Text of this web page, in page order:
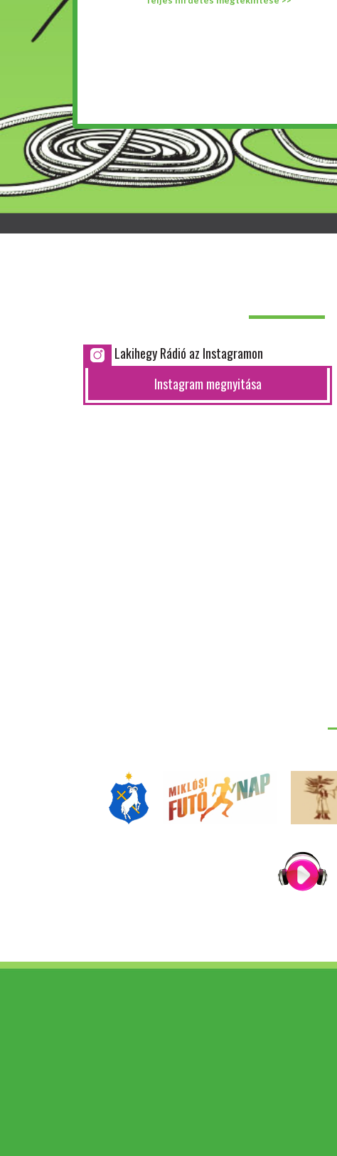
Lakihegy Rádió az Instagramon
Instagram megnyitása